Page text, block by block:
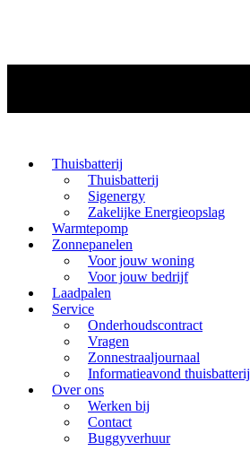
Thuisbatterij
Thuisbatterij
Sigenergy
Zakelijke Energieopslag
Warmtepomp
Zonnepanelen
Voor jouw woning
Voor jouw bedrijf
Laadpalen
Service
Onderhoudscontract
Vragen
Zonnestraaljournaal
Informatieavond thuisbatterij
Over ons
Werken bij
Contact
Buggyverhuur